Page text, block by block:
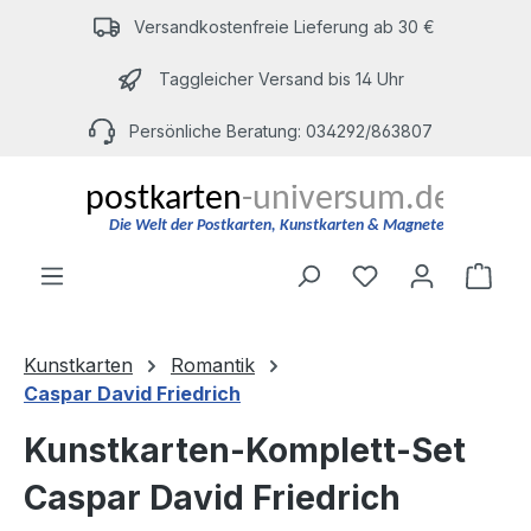
Zum Hauptinhalt springenVersandkostenfreie Lieferung ab 30 €
Taggleicher Versand bis 14 Uhr
Persönliche Beratung: 034292/863807
Du hast 0
Kunstkarten
Romantik
Caspar David Friedrich
Kunstkarten-Komplett-Set
Caspar David Friedrich